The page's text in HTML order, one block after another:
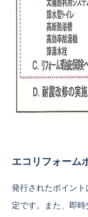
エコリフォーム
発行されたポイン
定です。また、即時